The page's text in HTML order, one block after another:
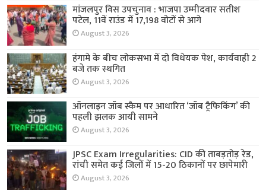
मांजलपुर विस उपचुनाव : भाजपा उम्मीदवार सतीश
पटेल, 11वें राउंड में 17,198 वोटों से आगे
August 3, 2026
हंगामे के बीच लोकसभा में दो विधेयक पेश, कार्यवाही 2
बजे तक स्थगित
August 3, 2026
ऑनलाइन जॉब स्कैम पर आधारित ‘जॉब ट्रैफिकिंग’ की
पहली झलक आयी सामने
August 3, 2026
JPSC Exam Irregularities: CID की ताबड़तोड़ रेड,
रांची समेत कई जिलों में 15-20 ठिकानों पर छापेमारी
August 3, 2026